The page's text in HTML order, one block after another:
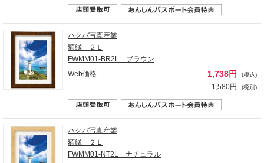
ハクバ写真産業
額縁 ２Ｌ
FWMM01-BR2L ブラウン
Web価格
1,738円 (税込)
1,580円 (税別)
ハクバ写真産業
額縁 ２Ｌ
FWMM01-NT2L ナチュラル